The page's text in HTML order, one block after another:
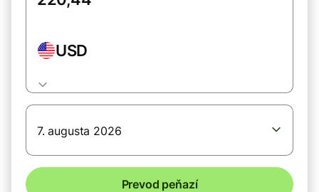
USD
7. augusta 2026
Prevod peňazí